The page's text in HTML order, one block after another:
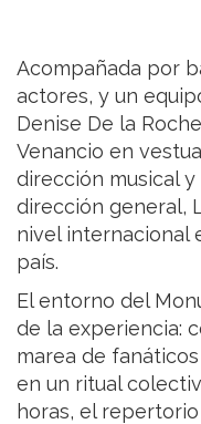
Acompañada por
actores, y un
Denise De la
Venancio en
dirección musical
dirección general,
nivel internacional
país.
El entorno del
de la experiencia:
marea de
en un ritual
horas, el